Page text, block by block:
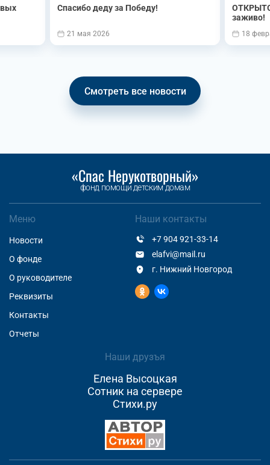
Спасибо деду за Победу!
21 мая 2026
заживо!
18
Смотреть все новости
«Спас Нерукотворный»
фонд помощи детским домам
Меню
Новости
О фонде
О руководителе
Реквизиты
Контакты
Отчеты
Наши друзъя
Елена Высоцкая
Сотник на сервере
Стихи.ру
Наши контакты
+7 904 921-33-14
elafvi@mail.ru
г. Нижний Новгород